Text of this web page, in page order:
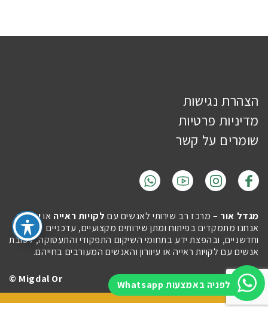
לפניה באמצעות Whatsapp
הצהרת נגישות
מדיניות פרטיות
שומרים על קשר
מגדל אור – מרכז רב שירותי לאנשים עם לקויות ראייה אועיוורון.
אנחנו מתמקדים בפיתוח ומתן שירותים מקצועיים, עדכניים
וחדשניים, ובהפצת ידע בתחומי השיקום התפקודי והתעסוקה, לטובת
אנשים עם לקויות ראייה או עיוורון והאנשים המעורבים בחייהם.
Imaginet
Migdal Or ©